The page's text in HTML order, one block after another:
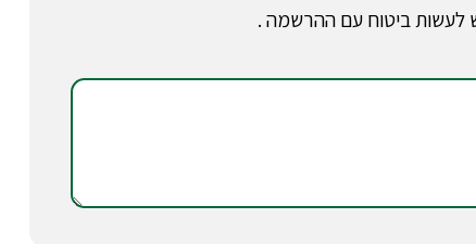
לעשות ביטוח עם ההרשמה .